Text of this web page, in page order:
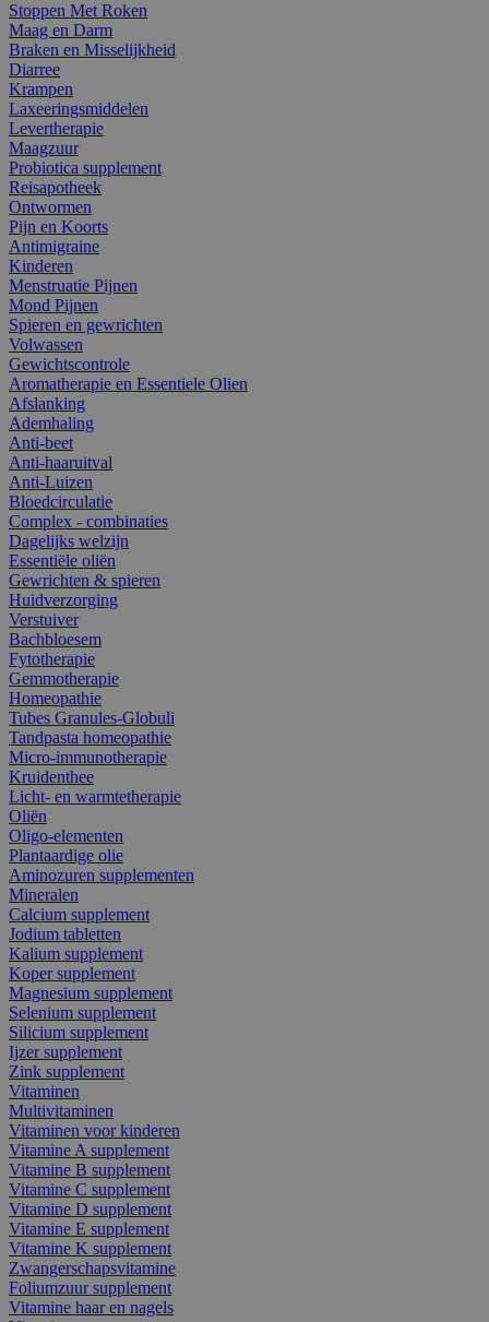
Stoppen Met Roken
Maag en Darm
Braken en Misselijkheid
Diarree
Krampen
Laxeeringsmiddelen
Levertherapie
Maagzuur
Probiotica supplement
Reisapotheek
Ontwormen
Pijn en Koorts
Antimigraine
Kinderen
Menstruatie Pijnen
Mond Pijnen
Spieren en gewrichten
Volwassen
Gewichtscontrole
Aromatherapie en Essentiele Olien
Afslanking
Ademhaling
Anti-beet
Anti-haaruitval
Anti-Luizen
Bloedcirculatie
Complex - combinaties
Dagelijks welzijn
Essentiële oliën
Gewrichten & spieren
Huidverzorging
Verstuiver
Bachbloesem
Fytotherapie
Gemmotherapie
Homeopathie
Tubes Granules-Globuli
Tandpasta homeopathie
Micro-immunotherapie
Kruidenthee
Licht- en warmtetherapie
Oliën
Oligo-elementen
Plantaardige olie
Aminozuren supplementen
Mineralen
Calcium supplement
Jodium tabletten
Kalium supplement
Koper supplement
Magnesium supplement
Selenium supplement
Silicium supplement
Ijzer supplement
Zink supplement
Vitaminen
Multivitaminen
Vitaminen voor kinderen
Vitamine A supplement
Vitamine B supplement
Vitamine C supplement
Vitamine D supplement
Vitamine E supplement
Vitamine K supplement
Zwangerschapsvitamine
Foliumzuur supplement
Vitamine haar en nagels